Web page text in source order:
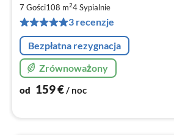
7 Gości108 m24Sypialnie
3 recenzje
Bezpłatna rezygnacja
Zrównoważony
od 159€/ noc